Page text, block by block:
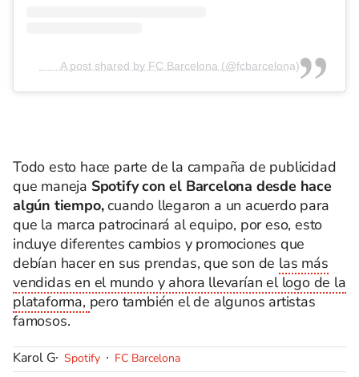
A post shared by FC Barcelona (@fcbarcelona)
Todo esto hace parte de la campaña de publicidad
que maneja Spotify con el Barcelona desde hace
algún tiempo,cuando llegaron a un acuerdo para
que la marca patrocinará al equipo, por eso, esto
incluye diferentes cambios y promociones que
debían hacer en sus prendas, que son de las más
vendidas en el mundo y ahora llevarían el logo de la
plataforma, pero también el de algunos artistas
famosos.
Karol G Spotify FC Barcelona